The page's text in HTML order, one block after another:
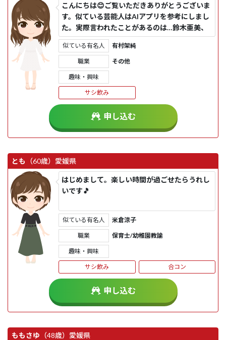
こんにちは😊ご覧いただきありがとうございま
す。似ている芸能人はAIアプリを参考にしまし
た。実際言われたことがあるのは…鈴木亜美、
石原さとみ、松本まりか...
似ている有名人 有村架純
職業 その他
趣味・興味
サシ飲み
申し込む
とも （60歳） 愛媛県
はじめまして。楽しい時間が過ごせたらうれし
いです🎵
似ている有名人 米倉涼子
職業 保育士/幼稚園教諭
趣味・興味
サシ飲み 合コン
申し込む
ももさゆ （48歳） 愛媛県